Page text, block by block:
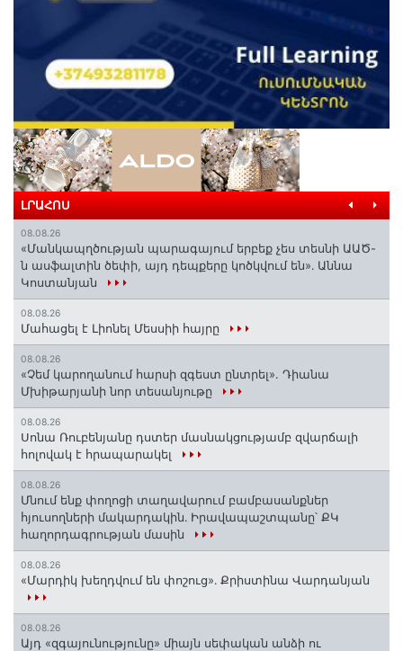
ԼՐԱՀՈՍ
08.08.26
«Մանկապղծության պարագայում երբեք չես տեսնի ԱԱԾ-
ն ասֆալտին ծեփի, այդ դեպքերը կոծկվում են»․ Աննա
Կոստանյան
08.08.26
Մահացել է Լիոնել Մեսսիի հայրը
08.08.26
«Չեմ կարողանում հարսի զգեստ ընտրել». Դիանա
Մխիթարյանի նոր տեսանյութը
08.08.26
Սոնա Ռուբենյանը դստեր մասնակցությամբ զվարճալի
հոլովակ է հրապարակել
08.08.26
Մնում ենք փողոցի տաղավարում բամբասանքներ
հյուսողների մակարդակին․ Իրավապաշտպանը՝ ՔԿ
հաղորդագրության մասին
08.08.26
«Մարդիկ խեղդվում են փոշուց»․ Քրիստինա Վարդանյան
08.08.26
Այդ «զգայունությունը» միայն սեփական անձի ու